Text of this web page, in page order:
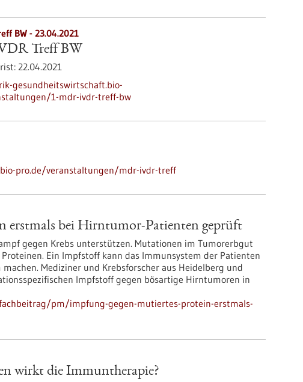
BW - 23.04.2021
Treff BW
22.04.2021
gesundheitswirtschaft.bio-
1-mdr-ivdr-treff-bw
pro.de/veranstaltungen/mdr-ivdr-treff
erstmals bei Hirntumor-Patienten geprüft
gegen Krebs unterstützen. Mutationen im Tumorerbgut
Ein Impfstoff kann das Immunsystem der Patienten
Mediziner und Krebsforscher aus Heidelberg und
Impfstoff gegen bösartige Hirntumoren in
pm/impfung-gegen-mutiertes-protein-erstmals-
wirkt die Immuntherapie?